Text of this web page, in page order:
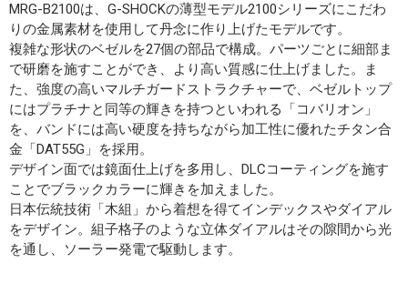
MRG-B2100は、G-SHOCKの薄型モデル2100シリーズにこだわ
りの金属素材を使用して丹念に作り上げたモデルです。
複雑な形状のベゼルを27個の部品で構成。パーツごとに細部ま
で研磨を施すことができ、より高い質感に仕上げました。ま
た、強度の高いマルチガードストラクチャーで、ベゼルトップ
にはプラチナと同等の輝きを持つといわれる「コバリオン」
を、バンドには高い硬度を持ちながら加工性に優れたチタン合
金「DAT55G」を採用。
デザイン面では鏡面仕上げを多用し、DLCコーティングを施す
ことでブラックカラーに輝きを加えました。
日本伝統技術「木組」から着想を得てインデックスやダイアル
をデザイン。組子格子のような立体ダイアルはその隙間から光
を通し、ソーラー発電で駆動します。